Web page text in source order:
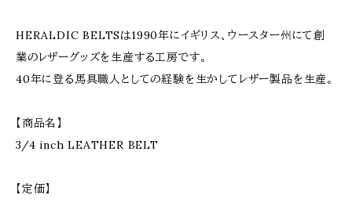
HERALDIC BELTSは1990年にイギリス、ウースター州にて創
業のレザーグッズを生産する工房です。
40年に登る馬具職人としての経験を生かしてレザー製品を生産。
【商品名】
3/4 inch LEATHER BELT
【定価】